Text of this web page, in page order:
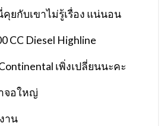
ยกับเขาไม่รู้เรื่อง แน่นอน
CC Diesel Highline
เพิ่งเปลี่ยนนะคะ
จอใหญ่
าน